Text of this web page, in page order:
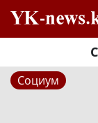
Социум